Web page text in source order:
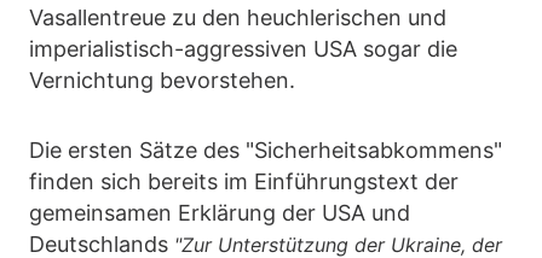
Vasallentreue zu den heuchlerischen und
imperialistisch-aggressiven USA sogar die
Vernichtung bevorstehen.
Die ersten Sätze des "Sicherheitsabkommens"
finden sich bereits im Einführungstext der
gemeinsamen Erklärung der USA und
Deutschlands "Zur Unterstützung der Ukraine, der